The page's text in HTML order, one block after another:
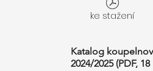
ke stažení
Katalog
2024/2025 (PDF, 18